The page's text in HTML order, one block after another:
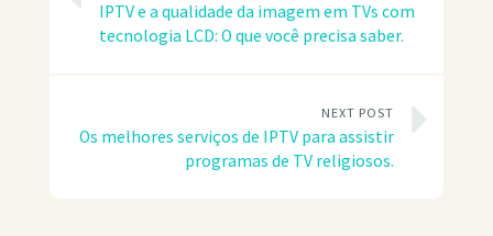
IPTV e a qualidade da imagem em TVs com
tecnologia LCD: O que você precisa saber.
NEXT POST
Os melhores serviços de IPTV para assistir
programas de TV religiosos.